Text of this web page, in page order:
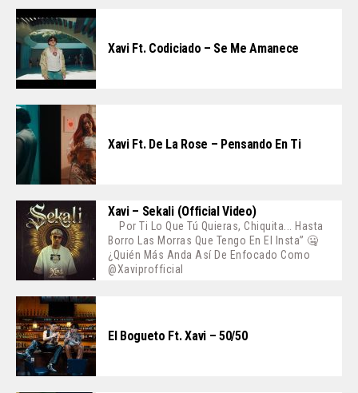
Xavi Ft. Codiciado – Se Me Amanece
Xavi Ft. De La Rose – Pensando En Ti
Xavi – Sekali (Official Video)
Por Ti Lo Que Tú Quieras, Chiquita... Hasta
Borro Las Morras Que Tengo En El Insta” 🤐
¿Quién Más Anda Así De Enfocado Como
@xaviprofficial
El Bogueto Ft. Xavi – 50/50